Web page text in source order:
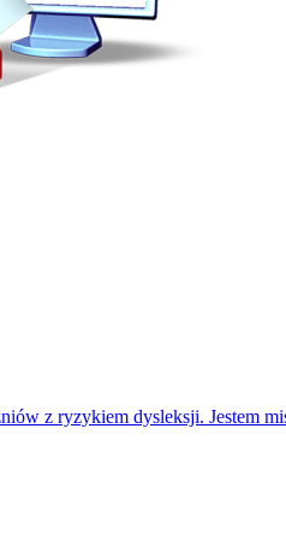
z ryzykiem dysleksji. Jestem